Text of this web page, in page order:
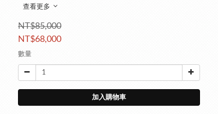
查看更多
NT$85,000
NT$68,000
數量
加入購物車